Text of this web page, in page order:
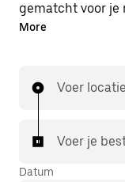
gematcht voor je
profiteer je van
More
Voer
Voer je
Datum